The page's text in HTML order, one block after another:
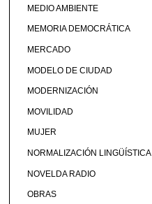
MEDIO AMBIENTE
MEMORIA DEMOCRÁTICA
MERCADO
MODELO DE CIUDAD
MODERNIZACIÓN
MOVILIDAD
MUJER
NORMALIZACIÓN LINGÜÍSTICA
NOVELDA RADIO
OBRAS